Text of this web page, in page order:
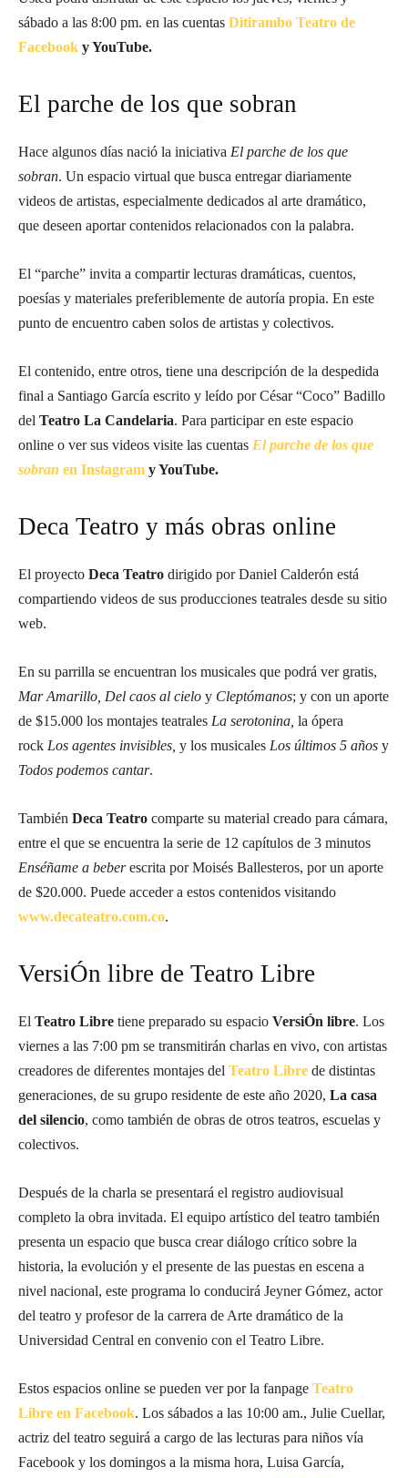
sábado a las 8:00 pm. en las cuentas Ditirambo Teatro de
Facebook y YouTube.
El parche de los que sobran
Hace algunos días nació la iniciativa El parche de los que
sobran. Un espacio virtual que busca entregar diariamente
videos de artistas, especialmente dedicados al arte dramático,
que deseen aportar contenidos relacionados con la palabra.
El “parche” invita a compartir lecturas dramáticas, cuentos,
poesías y materiales preferiblemente de autoría propia. En este
punto de encuentro caben solos de artistas y colectivos.
El contenido, entre otros, tiene una descripción de la despedida
final a Santiago García escrito y leído por César “Coco” Badillo
del Teatro La Candelaria. Para participar en este espacio
online o ver sus videos visite las cuentas El parche de los que
sobran en Instagram y YouTube.
Deca Teatro y más obras online
El proyecto Deca Teatro dirigido por Daniel Calderón está
compartiendo videos de sus producciones teatrales desde su sitio
web.
En su parrilla se encuentran los musicales que podrá ver gratis,
Mar Amarillo, Del caos al cielo y Cleptómanos; y con un aporte
de $15.000 los montajes teatrales La serotonina, la ópera
rock Los agentes invisibles, y los musicales Los últimos 5 años y
Todos podemos cantar.
También Deca Teatro comparte su material creado para cámara,
entre el que se encuentra la serie de 12 capítulos de 3 minutos
Enséñame a beberescrita por Moisés Ballesteros, por un aporte
de $20.000. Puede acceder a estos contenidos visitando
www.decateatro.com.co.
VersiÓn libre de Teatro Libre
El Teatro Libre tiene preparado su espacio VersiÓn libre. Los
viernes a las 7:00 pm se transmitirán charlas en vivo, con artistas
creadores de diferentes montajes del Teatro Libre de distintas
generaciones, de su grupo residente de este año 2020, La casa
del silencio, como también de obras de otros teatros, escuelas y
colectivos.
Después de la charla se presentará el registro audiovisual
completo la obra invitada. El equipo artístico del teatro también
presenta un espacio que busca crear diálogo crítico sobre la
historia, la evolución y el presente de las puestas en escena a
nivel nacional, este programa lo conducirá Jeyner Gómez, actor
del teatro y profesor de la carrera de Arte dramático de la
Universidad Central en convenio con el Teatro Libre.
Estos espacios online se pueden ver por la fanpage Teatro
Libre en Facebook. Los sábados a las 10:00 am., Julie Cuellar,
actriz del teatro seguirá a cargo de las lecturas para niños vía
Facebook y los domingos a la misma hora, Luisa García,